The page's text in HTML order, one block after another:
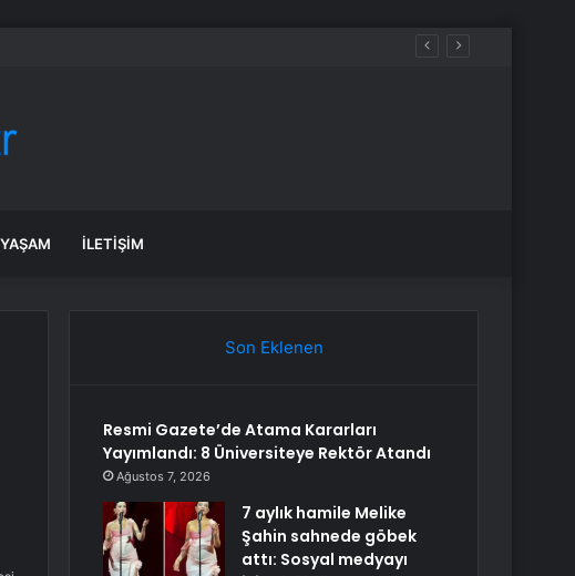
YAŞAM İLETIŞIM
Son Eklenen
Resmi Gazete’de Atama Kararları
Yayımlandı: 8 Üniversiteye Rektör Atandı
Ağustos 7, 2026
7 aylık hamile Melike
Şahin sahnede göbek
attı: Sosyal medyayı